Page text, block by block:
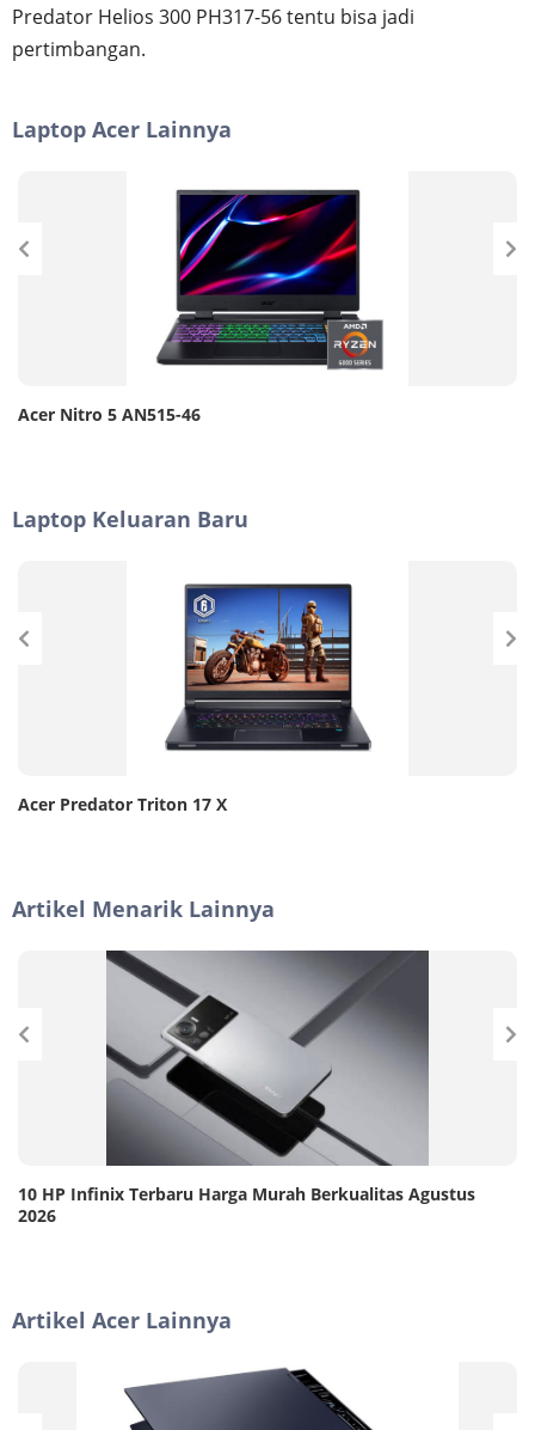
Predator Helios 300 PH317-56 tentu bisa jadi
pertimbangan.
Laptop Acer Lainnya
Acer Nitro 5 AN515-46
Laptop Keluaran Baru
Acer Predator Triton 17 X
Artikel Menarik Lainnya
10 HP Infinix Terbaru Harga Murah Berkualitas Agustus
2026
Artikel Acer Lainnya